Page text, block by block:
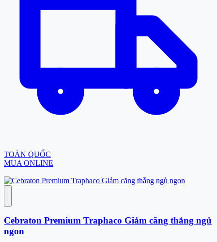
TOÀN QUỐC
MUA ONLINE
Cebraton Premium Traphaco Giảm căng thẳng ngủ
ngon